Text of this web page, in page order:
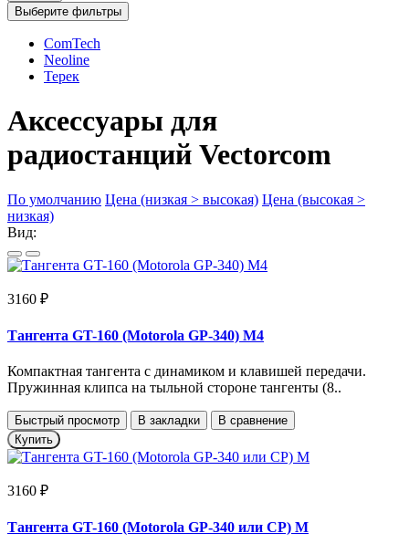
Выберите фильтры
ComTech
Neoline
Терек
Аксессуары для
радиостанций Vectorcom
По умолчанию Цена (низкая > высокая) Цена (высокая >
низкая)
Вид:
3160 ₽
Тангента GT-160 (Motorola GP-340) M4
Компактная тангента с динамиком и клавишей передачи.
Пружинная клипса на тыльной стороне тангенты (8..
Быстрый просмотр В закладки
В сравнение
Купить
3160 ₽
Тангента GT-160 (Motorola GP-340 или CР) M